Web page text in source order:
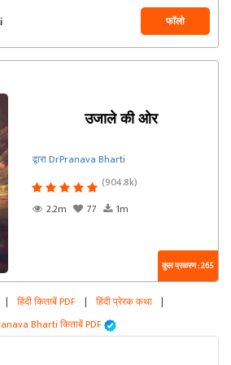
फॉलो
उजाले की ओर
द्वारा DrPranava Bharti
(904.8k)
2.2m
77 1m
कुल प्रकरण : 265
| हिंदी किताबें PDF | हिंदी प्रेरक कथा |
Bharti किताबें PDF